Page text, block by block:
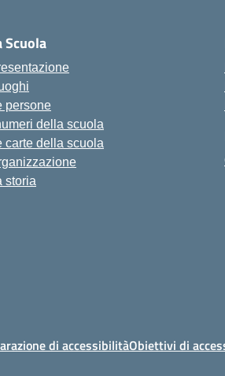
Scuola
persone
della scuola
carte della scuola
storia
di accessibilitàObiettivi di